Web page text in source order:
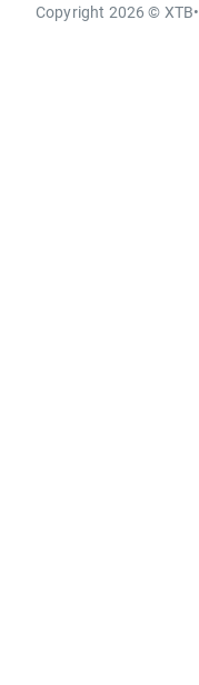
Copyright 2026 © XTB•